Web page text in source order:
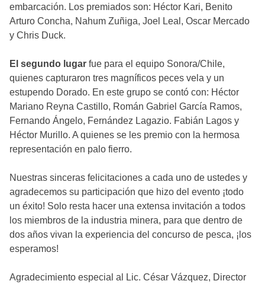
embarcación. Los premiados son: Héctor Kari, Benito
Arturo Concha, Nahum Zuñiga, Joel Leal, Oscar Mercado
y Chris Duck.
El segundo lugar fue para el equipo Sonora/Chile,
quienes capturaron tres magníficos peces vela y un
estupendo Dorado. En este grupo se contó con: Héctor
Mariano Reyna Castillo, Román Gabriel García Ramos,
Fernando Ángelo, Fernández Lagazio. Fabián Lagos y
Héctor Murillo. A quienes se les premio con la hermosa
representación en palo fierro.
Nuestras sinceras felicitaciones a cada uno de ustedes y
agradecemos su participación que hizo del evento ¡todo
un éxito! Solo resta hacer una extensa invitación a todos
los miembros de la industria minera, para que dentro de
dos años vivan la experiencia del concurso de pesca, ¡los
esperamos!
Agradecimiento especial al Lic. César Vázquez, Director